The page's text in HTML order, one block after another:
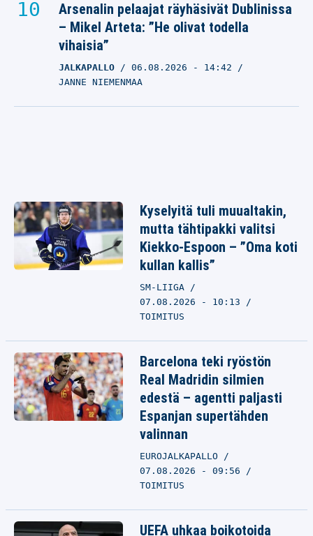
Arsenalin pelaajat räyhäsivät Dublinissa
– Mikel Arteta: ”He olivat todella
vihaisia”
JALKAPALLO 06.08.2026 - 14:42
JANNE NIEMENMAA
Kyselyitä tuli muualtakin,
mutta tähtipakki valitsi
Kiekko-Espoon – ”Oma koti
kullan kallis”
SM-LIIGA
07.08.2026 - 10:13
TOIMITUS
Barcelona teki ryöstön
Real Madridin silmien
edestä – agentti paljasti
Espanjan supertähden
valinnan
EUROJALKAPALLO
07.08.2026 - 09:56
TOIMITUS
UEFA uhkaa boikotoida